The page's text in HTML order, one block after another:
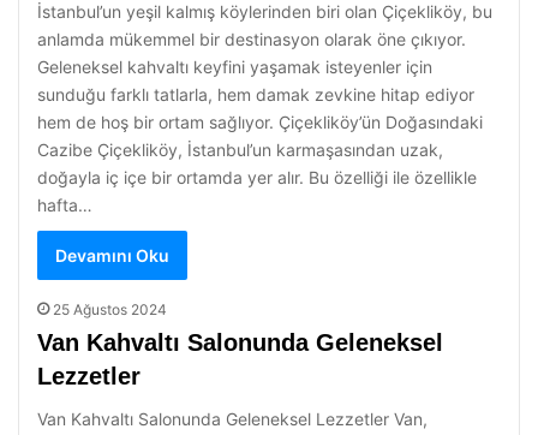
İstanbul’un yeşil kalmış köylerinden biri olan Çiçekliköy, bu
anlamda mükemmel bir destinasyon olarak öne çıkıyor.
Geleneksel kahvaltı keyfini yaşamak isteyenler için
sunduğu farklı tatlarla, hem damak zevkine hitap ediyor
hem de hoş bir ortam sağlıyor. Çiçekliköy’ün Doğasındaki
Cazibe Çiçekliköy, İstanbul’un karmaşasından uzak,
doğayla iç içe bir ortamda yer alır. Bu özelliği ile özellikle
hafta…
Devamını Oku
25 Ağustos 2024
Van Kahvaltı Salonunda Geleneksel
Lezzetler
Van Kahvaltı Salonunda Geleneksel Lezzetler Van,